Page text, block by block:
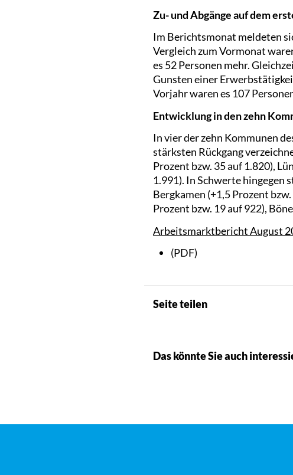
Zu- und Abgänge auf dem
Im Berichtsmonat meldeten
Vergleich zum Vormonat
es 52 Personen mehr.
Gunsten einer
Vorjahr waren es 107
Entwicklung in den zehn
In vier der zehn Kommunen
stärksten Rückgang
Prozent bzw. 35 auf 1.820),
1.991). In Schwerte hingegen
Bergkamen (+1,5 Prozent
Prozent bzw. 19 auf 922),
Arbeitsmarktbericht August
(PDF)
Seite teilen
Das könnte Sie auch